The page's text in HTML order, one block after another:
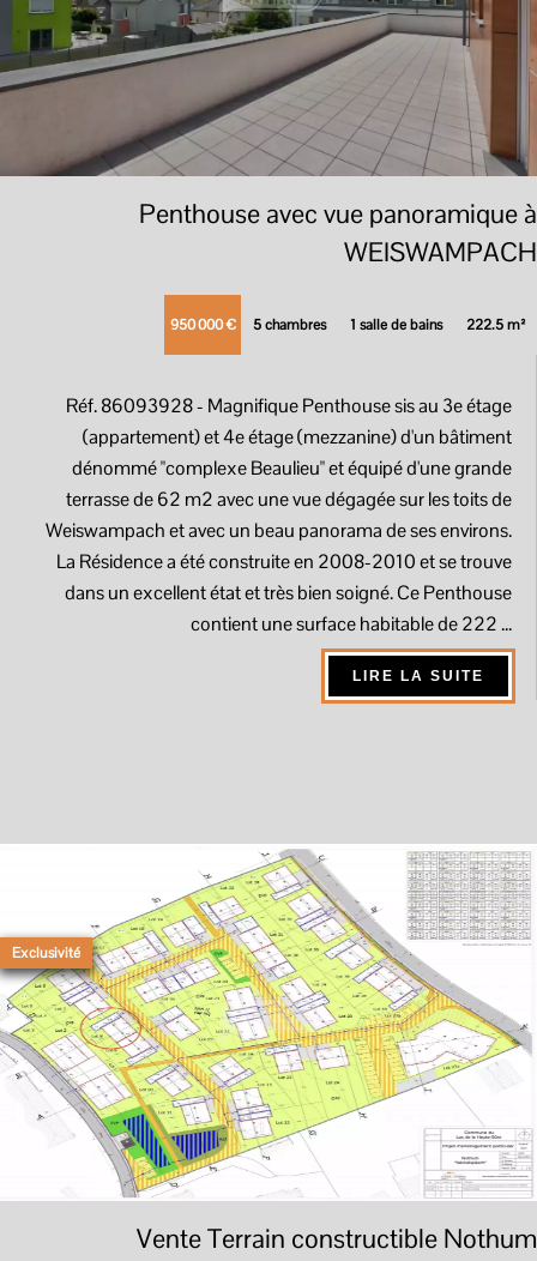
Penthouse avec vue panoramique à
WEISWAMPACH
950 000 € 5 chambres 1 salle de bains 222.5 m²
Réf. 86093928- Magnifique Penthouse sis au 3e étage
(appartement) et 4e étage (mezzanine) d'un bâtiment
dénommé "complexe Beaulieu" et équipé d'une grande
terrasse de 62 m2 avec une vue dégagée sur les toits de
Weiswampach et avec un beau panorama de ses environs.
La Résidence a été construite en 2008-2010 et se trouve
dans un excellent état et très bien soigné. Ce Penthouse
contient une surface habitable de 222 ...
LIRE LA SUITE
Vente Terrain constructible Nothum
Exclusivité